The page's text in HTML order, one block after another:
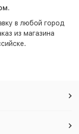
в любой город
из магазина